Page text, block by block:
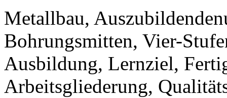
Metallbau,
Bohrungsmitten, Vier-
Ausbildung, Lernziel,
Arbeitsgliederung,